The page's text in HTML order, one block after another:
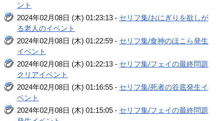
ント
2024年02月08日 (木) 01:23:13 - セリフ集/おにぎりを欲しが
る老人のイベント
2024年02月08日 (木) 01:22:59 - セリフ集/食神のほこら発生
イベント
2024年02月08日 (木) 01:22:13 - セリフ集/フェイの最終問題
クリアイベント
2024年02月08日 (木) 01:16:55 - セリフ集/死者の谷底発生イ
ベント
2024年02月08日 (木) 01:15:05 - セリフ集/フェイの最終問題